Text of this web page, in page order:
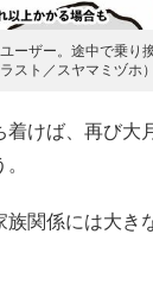
ーザー。途中で乗り
スト／スヤマミヅホ）
けば、再び大
関係には大き